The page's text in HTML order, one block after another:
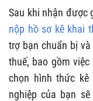
Sau khi nhận được
nộp hồ sơ kê khai
trợ bạn chuẩn bị
thuế, bao gồm
chọn hình thức
nghiệp của bạn